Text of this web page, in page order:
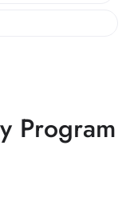
Program